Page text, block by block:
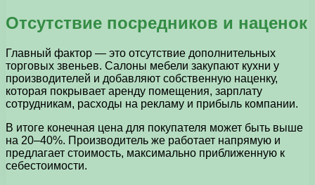
Отсутствие посредников и наценок
Главный фактор — это отсутствие дополнительных
торговых звеньев. Салоны мебели закупают кухни у
производителей и добавляют собственную наценку,
которая покрывает аренду помещения, зарплату
сотрудникам, расходы на рекламу и прибыль компании.
В итоге конечная цена для покупателя может быть выше
на 20–40%. Производитель же работает напрямую и
предлагает стоимость, максимально приближенную к
себестоимости.